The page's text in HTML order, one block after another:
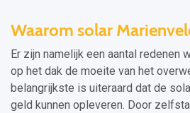
Waarom solar
Er zijn namelijk een aantal redenen
op het dak de moeite van het
belangrijkste is uiteraard dat de
geld kunnen opleveren. Door